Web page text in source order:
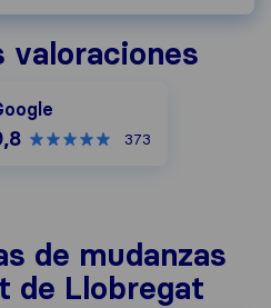
valoraciones
373
de mudanzas
de Llobregat